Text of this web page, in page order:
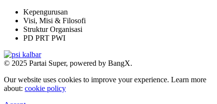
Kepengurusan
Visi, Misi & Filosofi
Struktur Organisasi
PD PRT PWI
© 2025 Partai Super, powered by BangX.
Our website uses cookies to improve your experience. Learn more
about: cookie policy